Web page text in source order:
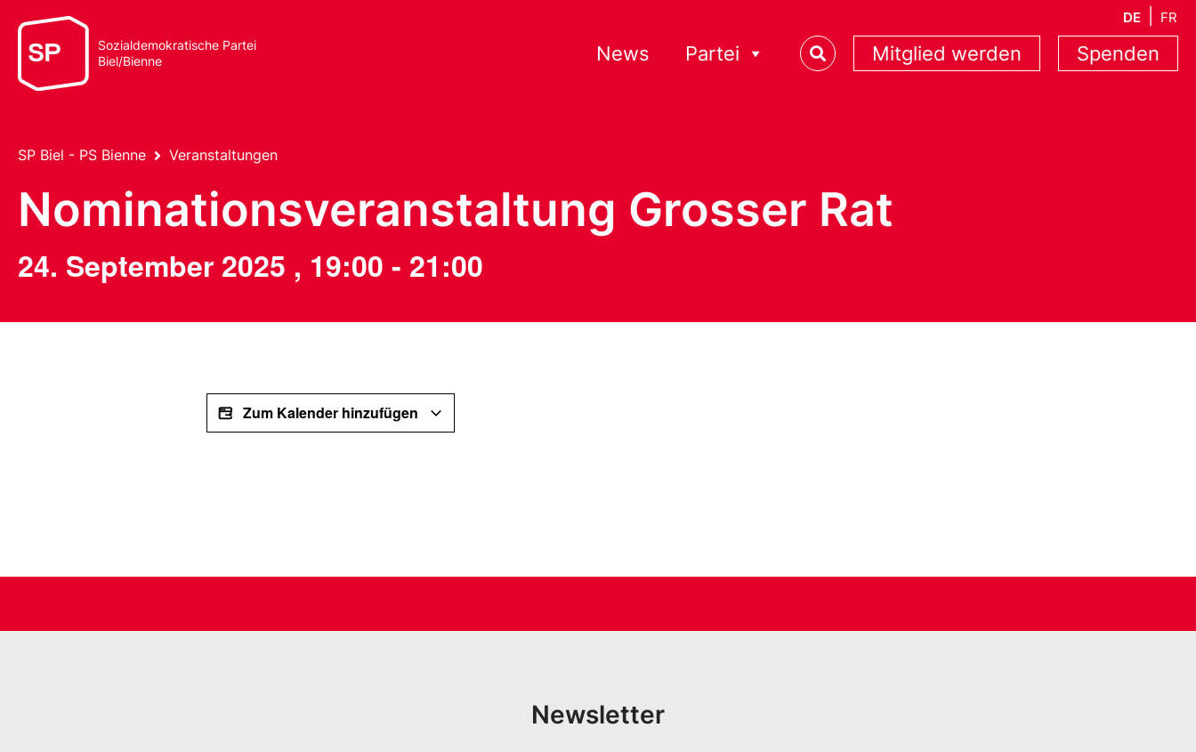
DE FR
Sozialdemokratische Partei
Biel/Bienne
News Partei Mitglied werden Spenden
SP Biel - PS Bienne Veranstaltungen
Nominationsveranstaltung Grosser Rat
24. September 2025 , 19:00 - 21:00
Zum Kalender hinzufügen
Newsletter